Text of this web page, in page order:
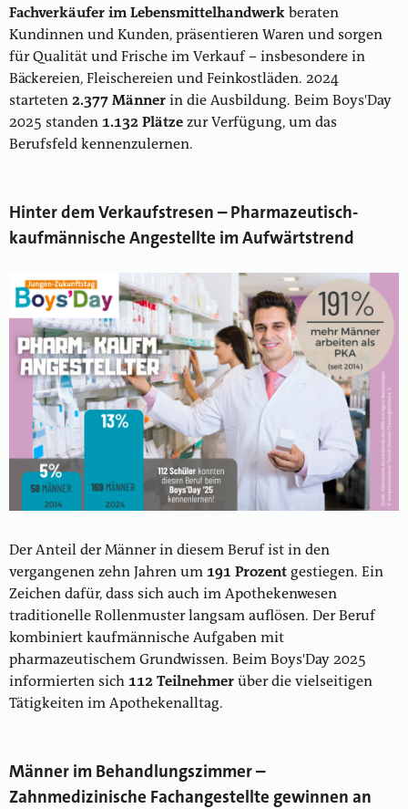
Fachverkäufer im Lebensmittelhandwerk beraten
Kundinnen und Kunden, präsentieren Waren und sorgen
für Qualität und Frische im Verkauf – insbesondere in
Bäckereien, Fleischereien und Feinkostläden. 2024
starteten 2.377 Männer in die Ausbildung. Beim Boys'Day
2025 standen 1.132 Plätze zur Verfügung, um das
Berufsfeld kennenzulernen.
Hinter dem Verkaufstresen – Pharmazeutisch-
kaufmännische Angestellte im Aufwärtstrend
Der Anteil der Männer in diesem Beruf ist in den
vergangenen zehn Jahren um 191 Prozent gestiegen. Ein
Zeichen dafür, dass sich auch im Apothekenwesen
traditionelle Rollenmuster langsam auflösen. Der Beruf
kombiniert kaufmännische Aufgaben mit
pharmazeutischem Grundwissen. Beim Boys'Day 2025
informierten sich 112 Teilnehmer über die vielseitigen
Tätigkeiten im Apothekenalltag.
Männer im Behandlungszimmer –
Zahnmedizinische Fachangestellte gewinnen an